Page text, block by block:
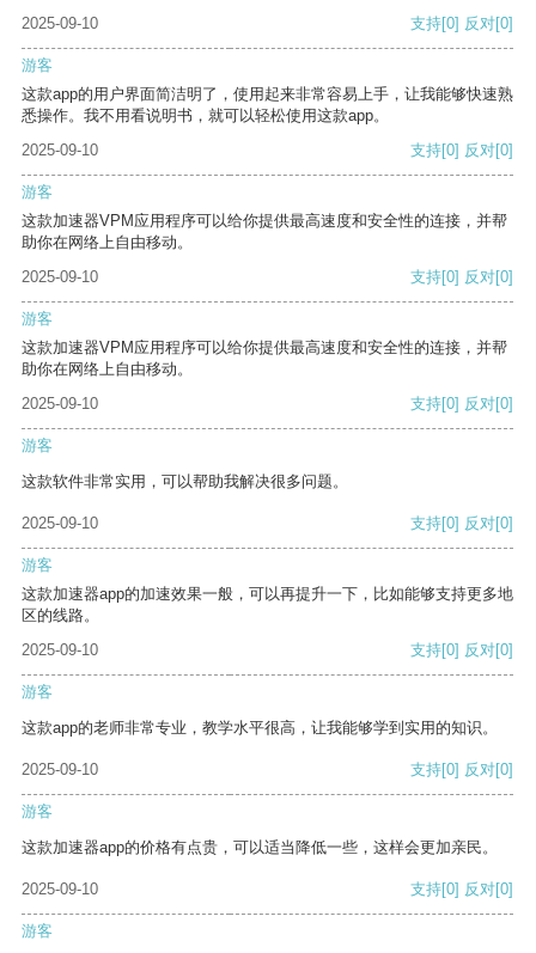
2025-09-10
支持[0] 反对[0]
游客
这款app的用户界面简洁明了，使用起来非常容易上手，让我能够快速熟
悉操作。我不用看说明书，就可以轻松使用这款app。
2025-09-10
支持[0] 反对[0]
游客
这款加速器VPM应用程序可以给你提供最高速度和安全性的连接，并帮
助你在网络上自由移动。
2025-09-10
支持[0] 反对[0]
游客
这款加速器VPM应用程序可以给你提供最高速度和安全性的连接，并帮
助你在网络上自由移动。
2025-09-10
支持[0] 反对[0]
游客
这款软件非常实用，可以帮助我解决很多问题。
2025-09-10 支持[0] 反对[0]
游客
这款加速器app的加速效果一般，可以再提升一下，比如能够支持更多地
区的线路。
2025-09-10
支持[0] 反对[0]
游客
这款app的老师非常专业，教学水平很高，让我能够学到实用的知识。
2025-09-10 支持[0] 反对[0]
游客
这款加速器app的价格有点贵，可以适当降低一些，这样会更加亲民。
2025-09-10 支持[0] 反对[0]
游客